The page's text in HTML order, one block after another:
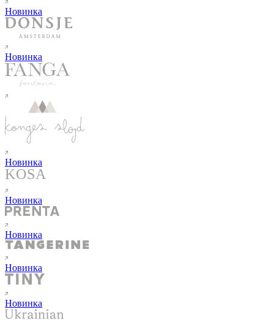
Новинка
Новинка
Новинка
Новинка
Новинка
Новинка
Новинка